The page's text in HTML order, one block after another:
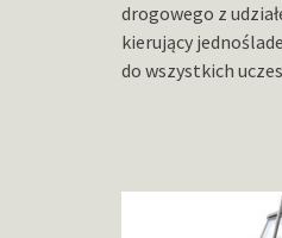
drogowego z
kierujący
do wszystkich